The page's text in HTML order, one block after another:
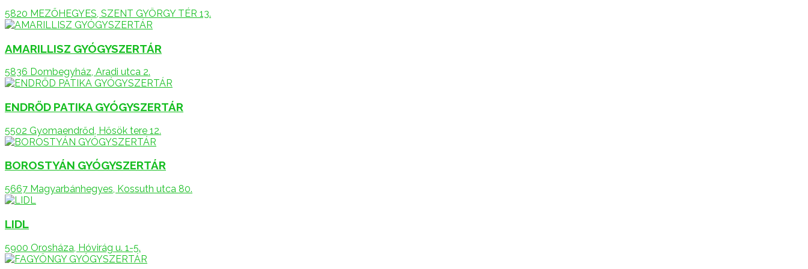
5820 MEZŐHEGYES, SZENT GYÖRGY TÉR 13.
AMARILLISZ GYÓGYSZERTÁR
5836 Dombegyház, Aradi utca 2.
ENDRŐD PATIKA GYÓGYSZERTÁR
5502 Gyomaendrőd, Hősök tere 12.
BOROSTYÁN GYÓGYSZERTÁR
5667 Magyarbánhegyes, Kossuth utca 80.
LIDL
5900 Orosháza, Hóvirág u. 1-5.